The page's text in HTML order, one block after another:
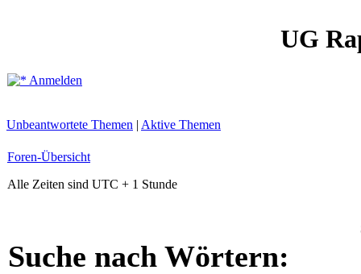
UG
Anmelden
Unbeantwortete Themen | Aktive Themen
Foren-Übersicht
Alle Zeiten sind UTC + 1 Stunde
Suche nach Wörtern: